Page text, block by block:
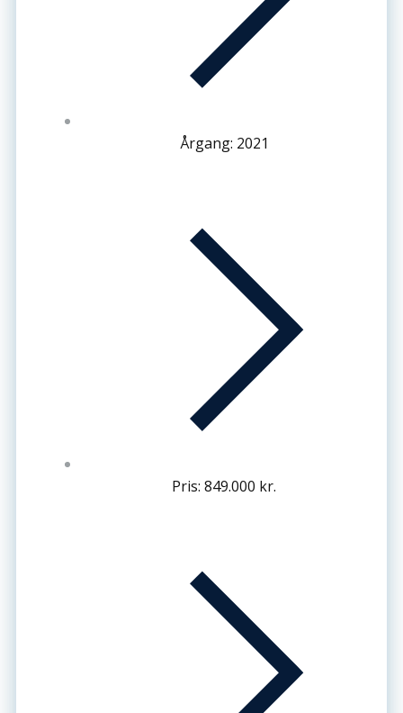
Årgang: 2021
Pris: 849.000 kr.